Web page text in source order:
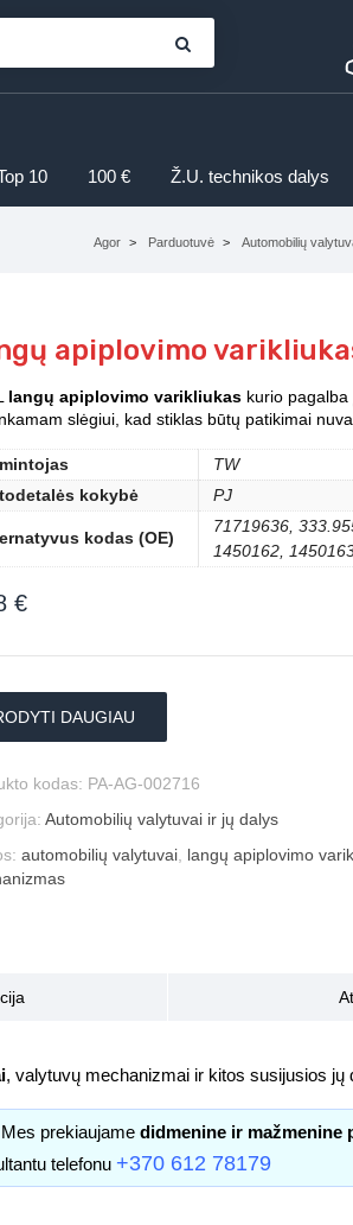
10 100 € Ž.U. technikos dalys
Agor Parduotuvė Automobilių
apiplovimo
langų apiplovimo varikliukas kurio
slėgiui, kad stiklas būtų patikimai
TW
kokybė
PJ
kodas (OE)
71719636,
1450162,
€
DAUGIAU
kodas: PA-AG-002716
Automobilių valytuvai ir jų dalys
automobilių valytuvai langų apiplovimo
, valytuvų mechanizmai ir kitos susijusios jų
prekiaujame didmenine ir mažmenine
telefonu +370 612 78179